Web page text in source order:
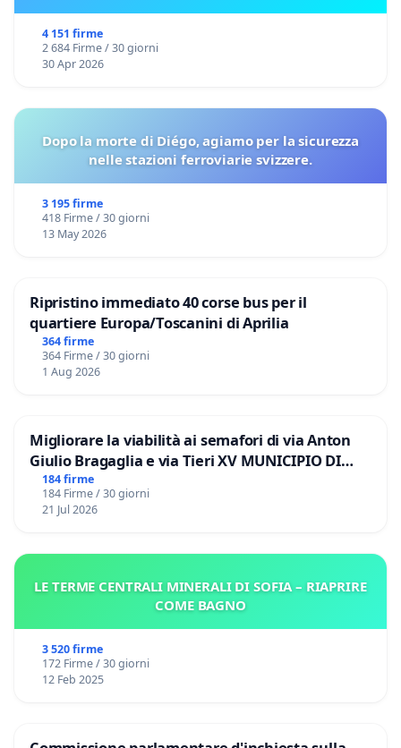
4 151 firme
2 684 Firme / 30 giorni
30 Apr 2026
Dopo la morte di Diégo, agiamo per la sicurezza
nelle stazioni ferroviarie svizzere.
3 195 firme
418 Firme / 30 giorni
13 May 2026
Ripristino immediato 40 corse bus per il
quartiere Europa/Toscanini di Aprilia
364 firme
364 Firme / 30 giorni
1 Aug 2026
Migliorare la viabilità ai semafori di via Anton
Giulio Bragaglia e via Tieri XV MUNICIPIO DI
ROMA
184 firme
184 Firme / 30 giorni
21 Jul 2026
LE TERME CENTRALI MINERALI DI SOFIA – RIAPRIRE
COME BAGNO
3 520 firme
172 Firme / 30 giorni
12 Feb 2025